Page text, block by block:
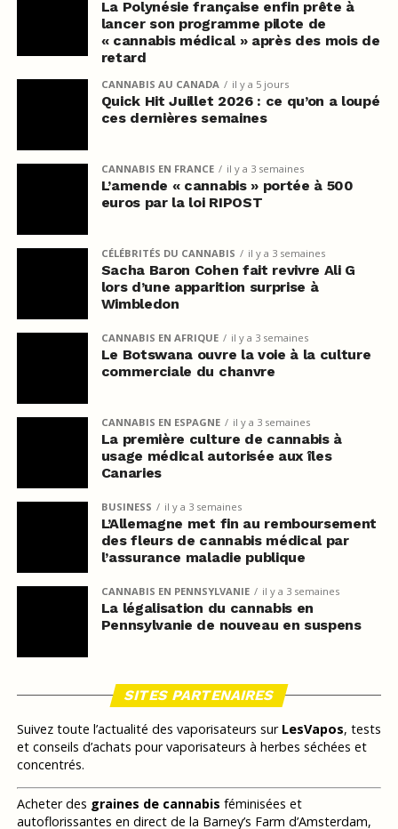
La Polynésie française enfin prête à
lancer son programme pilote de
« cannabis médical » après des mois de
retard
CANNABIS AU CANADA il y a 5 jours
Quick Hit Juillet 2026 : ce qu’on a loupé
ces dernières semaines
CANNABIS EN FRANCE il y a 3 semaines
L’amende « cannabis » portée à 500
euros par la loi RIPOST
CÉLÉBRITÉS DU CANNABIS il y a 3 semaines
Sacha Baron Cohen fait revivre Ali G
lors d’une apparition surprise à
Wimbledon
CANNABIS EN AFRIQUE il y a 3 semaines
Le Botswana ouvre la voie à la culture
commerciale du chanvre
CANNABIS EN ESPAGNE il y a 3 semaines
La première culture de cannabis à
usage médical autorisée aux îles
Canaries
BUSINESS il y a 3 semaines
L’Allemagne met fin au remboursement
des fleurs de cannabis médical par
l’assurance maladie publique
CANNABIS EN PENNSYLVANIE il y a 3 semaines
La légalisation du cannabis en
Pennsylvanie de nouveau en suspens
SITES PARTENAIRES
Suivez toute l’actualité des vaporisateurs sur LesVapos, tests
et conseils d’achats pour vaporisateurs à herbes séchées et
concentrés.
Acheter des graines de cannabis féminisées et
autoflorissantes en direct de la Barney’s Farm d’Amsterdam,